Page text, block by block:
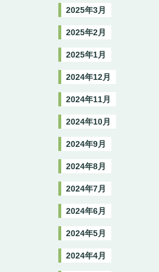
2025年3月
2025年2月
2025年1月
2024年12月
2024年11月
2024年10月
2024年9月
2024年8月
2024年7月
2024年6月
2024年5月
2024年4月